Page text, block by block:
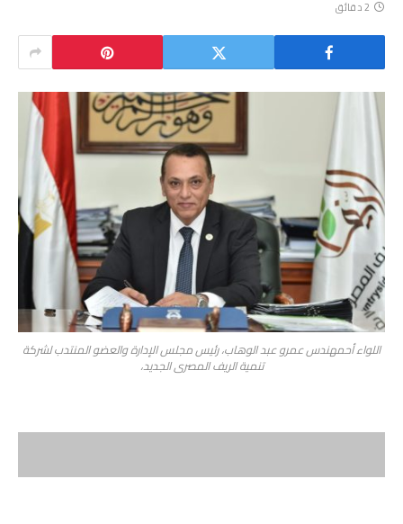
2 دقائق
اللواء أحمهندس عمرو عبد الوهاب، رئيس مجلس الإدارة والعضو المنتدب لشركة
تنمية الريف المصرى الجديد،